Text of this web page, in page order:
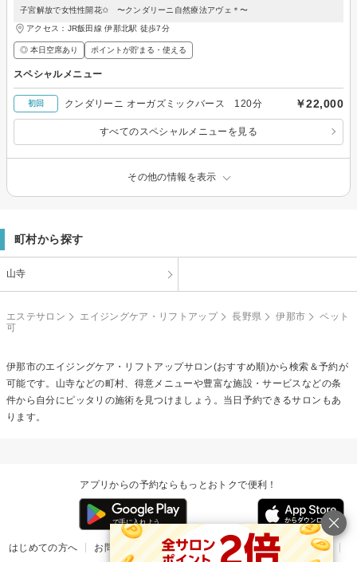
子宮解放で女性性開花✩ 〜クンダリーニ自然療法アヴェ＊〜
アクセス：JR飯田線 伊那北駅 徒歩7分
◎ 本日空席あり ポイントが貯まる・使える
スペシャルメニュー
初回 クンダリーニ オーガズミックバース 120分 ￥22,000
すべてのスペシャルメニューを見る
その他の情報を表示
町村から探す
山寺
エステサロン エイジングケア・リフトアップ 長野県 伊那市
ペット
可
伊那市のエイジングケア・リフトアップサロン(おすすめ順)から検索＆予約が
可能です。山寺などの町村、得意メニューや豊富な施設・サービスなどの条
件から自分にピッタリの施術を見つけましょう。当日予約できるサロンもあ
ります。
アプリからの予約ならもっとおトクで便利！
はじめての方へ お問い合わせ ヘルプ リリース情報
利用規約